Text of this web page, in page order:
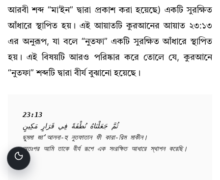
আরবী শব্দ “মা’ইন” দ্বারা প্রকাশ করা হয়েছে) একটি সুরক্ষিত
আঁধারে স্থাপিত হয়। এই আয়াতটি কুরআনের আয়াত ২৩:১৩
এর অনুরূপ, যা বলে “নুতফা” একটি সুরক্ষিত আঁধারে স্থাপিত
হয়। এই বিষয়টি আরও পরিষ্কার করে তোলে যে, কুরআনে
“নুতফা” শব্দটি দ্বারা বীর্য বুঝানো হয়েছে।
23:13
ثُمَّ جَعَلْنَاهُ نُطْفَةً فِي قَرَارٍ مَكِينٍ
ছুমমা জা‘আলনা-হু নুতফাতান ফী কারা-রিম মাকীন।
অতঃপর আমি তাকে বীর্য রূপে এক সংরক্ষিত আধারে স্থাপন করেছি।